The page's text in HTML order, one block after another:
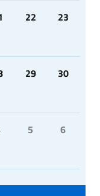
22 23
29 30
5 6